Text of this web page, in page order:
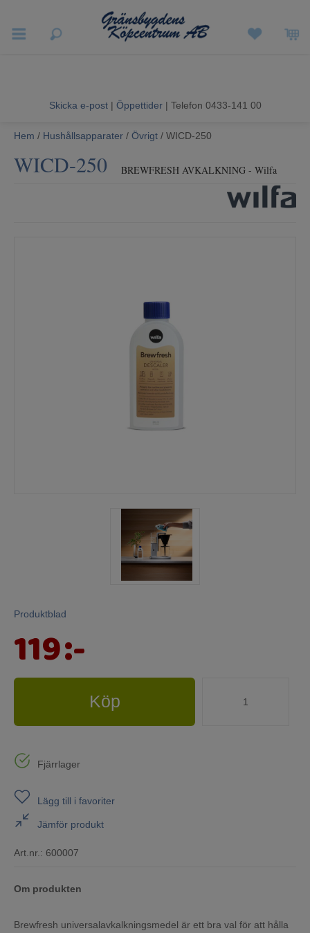
Sommarrea
Vitvaror
Hushållsapparater
Skicka e-post | Öppettider| Telefon 0433-141 00
Hem / Hushållsapparater / Övrigt / WICD-250
WICD-250 BREWFRESH AVKALKNING - Wilfa
Produktblad
119:-
Köp
Fjärrlager
Lägg till i favoriter
Jämför produkt
Art.nr.: 600007
Om produkten
Brewfresh universalavkalkningsmedel är ett bra val för att hålla